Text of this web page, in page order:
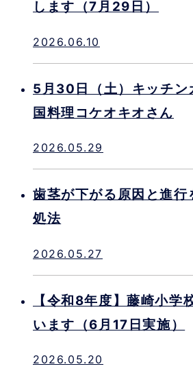
します（7月29日）
2026.06.10
5月30日（土）キッチン
国料理コケオキオさん
2026.05.29
歯茎が下がる原因と進行
処法
2026.05.27
【令和8年度】藤崎小学
います（6月17日実施）
2026.05.20